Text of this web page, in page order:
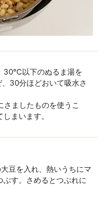
30℃以下のぬるま湯を
30分ほどおいて吸水さ
ましたものを使うこ
まいます。
豆を入れ、熱いうちにマ
ぶす。さめるとつぶれに